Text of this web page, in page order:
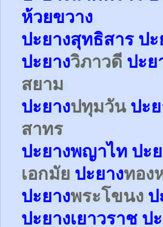
ห้วยขวาง
ปะยางสุทธิสาร ปะ
ปะยางวิภาวดี ปะย
สยาม
ปะยางปทุมวัน ปะ
สาทร
ปะยางพญาไท ปะ
เอกมัย ปะยางทอง
ปะยางพระโขนง ป
ปะยางเยาวราช ป